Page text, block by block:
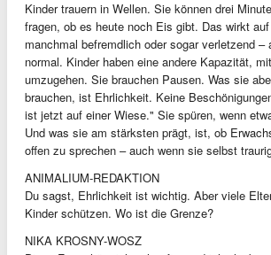
Kinder trauern in Wellen. Sie können drei
fragen, ob es heute noch Eis gibt. Das wirkt
manchmal befremdlich oder sogar verletzend
normal. Kinder haben eine andere Kapazität,
umzugehen. Sie brauchen Pausen. Was sie
brauchen, ist Ehrlichkeit. Keine
ist jetzt auf einer Wiese." Sie spüren, wenn
Und was sie am stärksten prägt, ist, ob
offen zu sprechen – auch wenn sie selbst
ANIMALIUM-REDAKTION
Du sagst, Ehrlichkeit ist wichtig. Aber viele
Kinder schützen. Wo ist die Grenze?
NIKA KROSNY-WOSZ